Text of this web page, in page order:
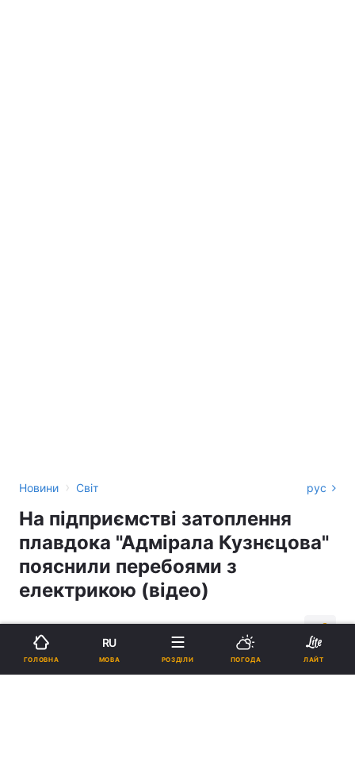
Новини › Світ рус
На підприємстві затоплення
плавдока "Адмірала Кузнєцова"
пояснили перебоями з
електрикою (відео)
Підпишіться на нас в Google
ГОЛОВНА
RU
МОВА РОЗДІЛИ ПОГОДА ЛАЙТ